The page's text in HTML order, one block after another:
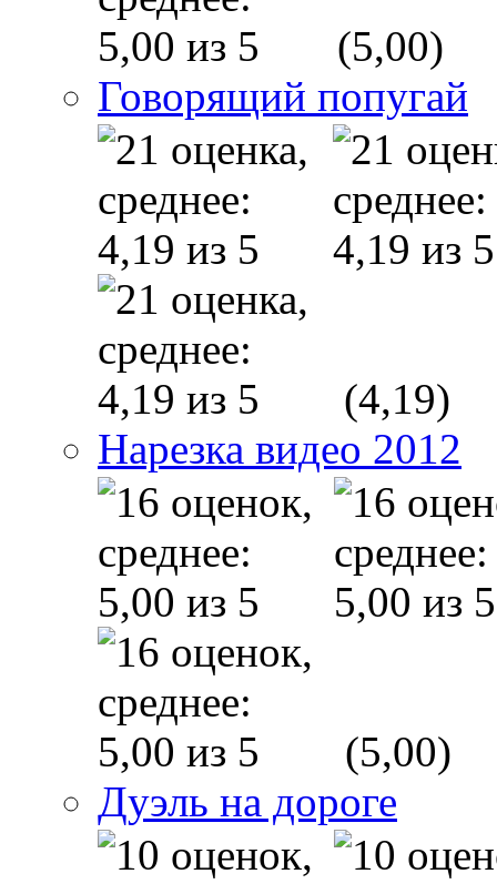
(5,00)
Говорящий попугай
(4,19)
Нарезка видео 2012
(5,00)
Дуэль на дороге